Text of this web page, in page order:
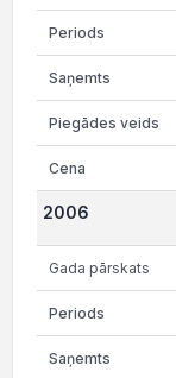
2006
Gada pārskats